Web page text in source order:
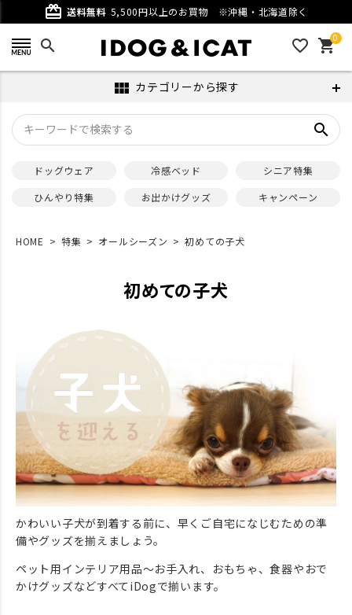
card_giftcard 送料無料 5,500円以上のお買物 ※沖縄・北海道除く
search favorite_outline 0
shopping_cart
view_module カテゴリーから探す
search
ドッグウェア 冷感ベッド
シニア特集
ひんやり特集
お出かけグッズ キャンペーン
HOME 特集 オールシーズン 初めての子犬
初めての子犬
かわいい子犬が到着する前に、早くご自宅になじむための準
備やグッズを揃えましょう。
ペット用インテリア用品～お手入れ、おもちゃ、食器やおで
かけグッズなどすべてiDogで揃います。